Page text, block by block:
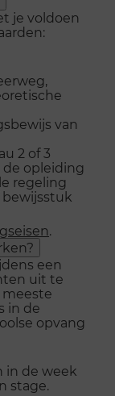
je voldoen
van
2 of 3
de opleiding
regeling
.
een
uit te
meeste
in de
opvang
in de week
stage.